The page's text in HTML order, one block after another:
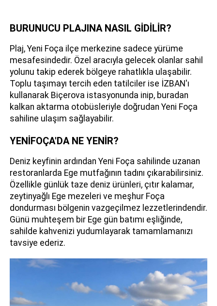
BURUNUCU PLAJINA NASIL GİDİLİR?
Plaj, Yeni Foça ilçe merkezine sadece yürüme
mesafesindedir. Özel aracıyla gelecek olanlar sahil
yolunu takip ederek bölgeye rahatlıkla ulaşabilir.
Toplu taşımayı tercih eden tatilciler ise İZBAN'ı
kullanarak Biçerova istasyonunda inip, buradan
kalkan aktarma otobüsleriyle doğrudan Yeni Foça
sahiline ulaşım sağlayabilir.
YENİFOÇA'DA NE YENİR?
Deniz keyfinin ardından Yeni Foça sahilinde uzanan
restoranlarda Ege mutfağının tadını çıkarabilirsiniz.
Özellikle günlük taze deniz ürünleri, çıtır kalamar,
zeytinyağlı Ege mezeleri ve meşhur Foça
dondurması bölgenin vazgeçilmez lezzetlerindendir.
Günü muhteşem bir Ege gün batımı eşliğinde,
sahilde kahvenizi yudumlayarak tamamlamanızı
tavsiye ederiz.